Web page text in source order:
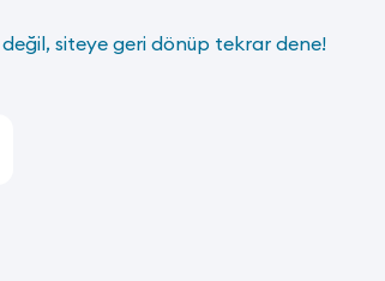
değil, siteye geri dönüp tekrar dene!